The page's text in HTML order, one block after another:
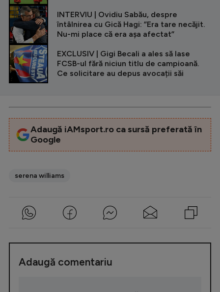
INTERVIU | Ovidiu Sabău, despre
întâlnirea cu Gică Hagi: ”Era tare necăjit.
Nu-mi place că era așa afectat”
EXCLUSIV | Gigi Becali a ales să lase
FCSB-ul fără niciun titlu de campioană.
Ce solicitare au depus avocații săi
Adaugă iAMsport.ro ca sursă preferată în
Google
serena williams
Adaugă comentariu